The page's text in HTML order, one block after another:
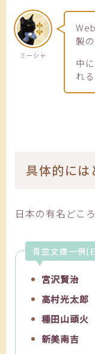
ミーシャ
製
中
れ
具体的には
日本の有名どこ
青空文庫一例(
宮沢賢治
高村光太郎
種田山頭火
新美南吉